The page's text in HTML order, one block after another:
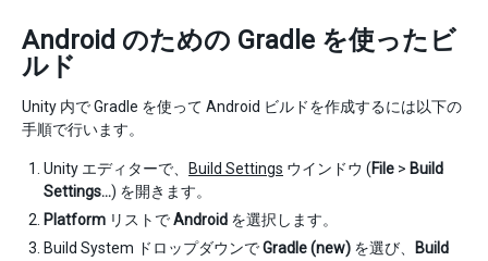
Android のための Gradle を使ったビ
ルド
Unity 内で Gradle を使って Android ビルドを作成するには以下の
手順で行います。
Unity エディターで、 Build Settings ウインドウ (File > Build
Settings…) を開きます。
Platform リストでAndroid を選択します。
Build System ドロップダウンでGradle (new) を選び、
Build